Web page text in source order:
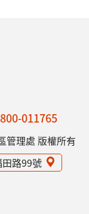
011765
管理處 版權所有
路99號